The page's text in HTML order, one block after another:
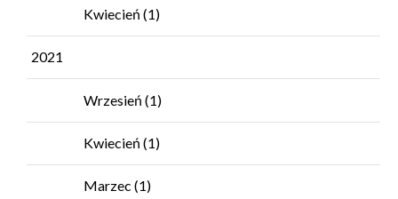
Kwiecień (1)
2021
Wrzesień (1)
Kwiecień (1)
Marzec (1)